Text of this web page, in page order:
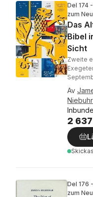
Del 174
zum
Das
Bibel
Sicht
Zweite
Av
Niebuhr
2
Skickas
Del 176
zum